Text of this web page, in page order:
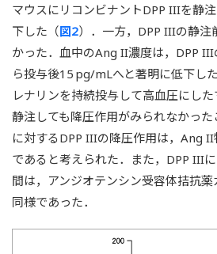
マウスにリコンビナントDPP IIIを静
下した（図2）．一方，DPP IIIの静
かった．血中のAng II濃度は，DPP
ら投与後15 pg/mLへと著明に低下し
レナリンを持続投与して高血圧にし
静注しても降圧作用がみられなかっ
に対するDPP IIIの降圧作用は，Ang
であると考えられた．また，DPP III
間は，アンジオテンシン受容体拮抗
同様であった．